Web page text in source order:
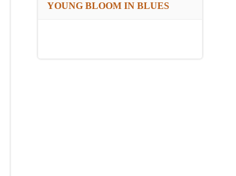
YOUNG BLOOM IN BLUES